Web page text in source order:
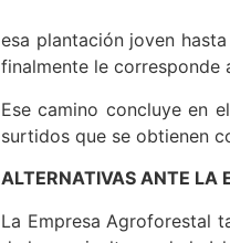
esa plantación joven
finalmente le corresponde
Ese camino concluye en
surtidos que se obtienen
ALTERNATIVAS ANTE LA
La Empresa Agroforestal